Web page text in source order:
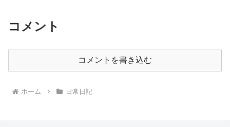
コメント
コメントを書き込む
ホーム 日常日記